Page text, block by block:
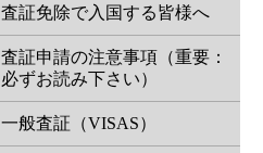
査証免除で入国する皆様へ
査証申請の注意事項（重要：
必ずお読み下さい）
一般査証（VISAS）